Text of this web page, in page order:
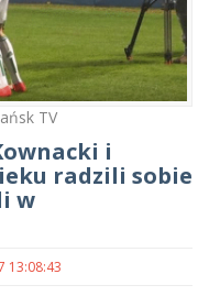
TV
i
radzili sobie
w
13:08:43